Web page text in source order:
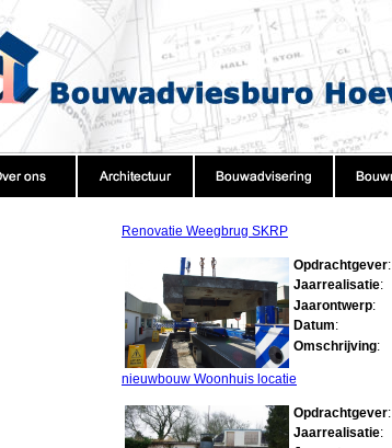
Renovatie Weegbrug SKRP
Opdrachtgever:
Jaarrealisatie:
Jaarontwerp:
Datum:
Omschrijving:
nieuwbouw Woonhuis locatie
Opdrachtgever:
Jaarrealisatie: